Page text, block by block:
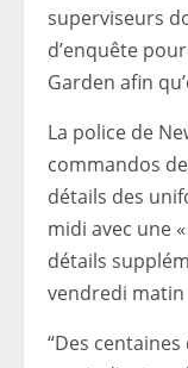
superviseurs
d’enquête
Garden afin
La police de
commandos
détails des
midi avec une
détails
vendredi
“Des